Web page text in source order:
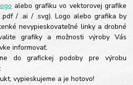
alebo grafiku vo vektorovej grafike
/ .ai / .svg). Logo alebo grafika by
nevypieskovateľné linky a drobné
grafiky a možnosti výroby Vás
informovať.
do grafickej podoby pre výrobu
vypieskujeme a je hotovo!